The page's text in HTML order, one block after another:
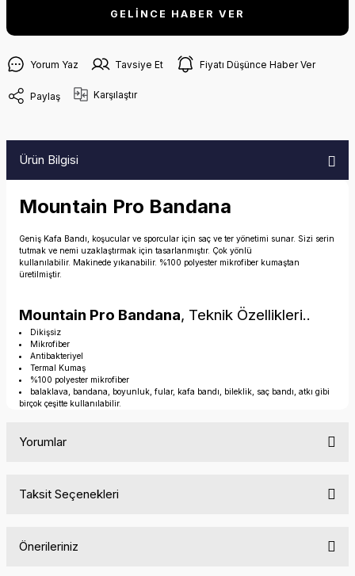
GELİNCE HABER VER
Yorum Yaz Tavsiye Et Fiyatı Düşünce Haber Ver
Paylaş Karşılaştır
Ürün Bilgisi
Mountain Pro Bandana
Geniş Kafa Bandı, koşucular ve sporcular için saç ve ter yönetimi sunar. Sizi serin
tutmak ve nemi uzaklaştırmak için tasarlanmıştır. Çok yönlü
kullanılabilir. Makinede yıkanabilir. %100 polyester mikrofiber kumaştan
üretilmiştir.
Mountain Pro Bandana, Teknik Özellikleri..
Dikişsiz
Mikrofiber
Antibakteriyel
Termal Kumaş
%100 polyester mikrofiber
balaklava, bandana, boyunluk, fular, kafa bandı, bileklik, saç bandı, atkı gibi
birçok çeşitte kullanılabilir.
Yorumlar
Taksit Seçenekleri
Önerileriniz